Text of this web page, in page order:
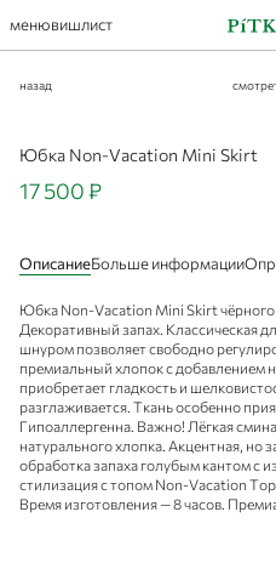
менювишлист
назад
Юбка Non-Vacation Mini Skirt
17 500 ₽
ОписаниеБольше информации
Юбка Non-Vacation Mini Skirt чёрного
Декоративный запах. Классическая
шнуром позволяет свободно
премиальный хлопок с добавлением
приобретает гладкость и
разглаживается. Ткань особенно
Гипоаллергенна. Важно! Лёгкая
натурального хлопка. Акцентная, но
обработка запаха голубым кантом с
стилизация с топом Non-Vacation
Время изготовления — 8 часов.